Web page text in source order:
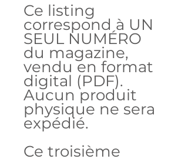
Ce listing
correspond à UN
SEUL NUMÉRO
du magazine,
vendu en format
digital (PDF).
Aucun produit
physique ne sera
expédié.
Ce troisième